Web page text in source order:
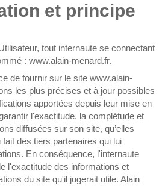
et principe
tout internaute se connectant
: www.alain-menard.fr.
de fournir sur le site www.alain-
les plus précises et à jour possibles
apportées depuis leur mise en
l'exactitude, la complétude et
diffusées sur son site, qu’elles
des tiers partenaires qui lui
En conséquence, l'internaute
l'exactitude des informations et
du site qu'il jugerait utile. Alain